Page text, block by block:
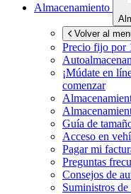
Almacenamiento
Volver al
Precio fijo por
¡Múdate en
comenzar
Guía de
Acceso en
Pagar mi
Preguntas
Consejos de
Suministros